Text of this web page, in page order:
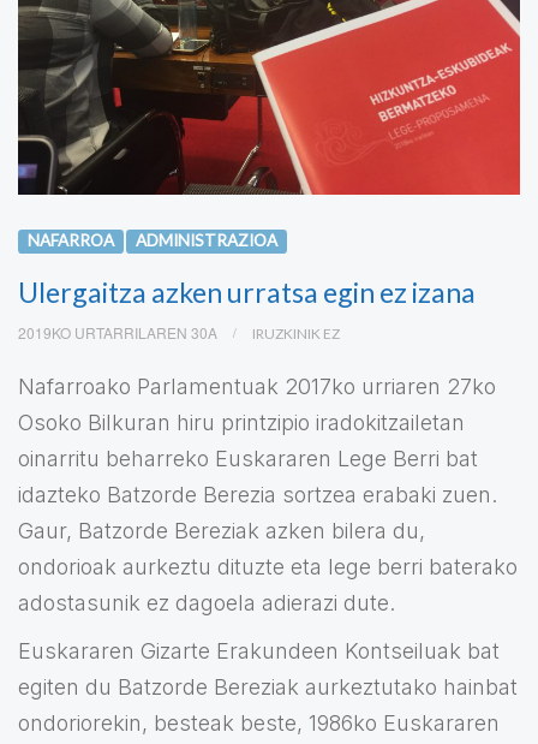
NAFARROA ADMINISTRAZIOA
Ulergaitza azken urratsa egin ez izana
2019KO URTARRILAREN 30A IRUZKINIK EZ
Nafarroako Parlamentuak 2017ko urriaren 27ko
Osoko Bilkuran hiru printzipio iradokitzailetan
oinarritu beharreko Euskararen Lege Berri bat
idazteko Batzorde Berezia sortzea erabaki zuen.
Gaur, Batzorde Bereziak azken bilera du,
ondorioak aurkeztu dituzte eta lege berri baterako
adostasunik ez dagoela adierazi dute.
Euskararen Gizarte Erakundeen Kontseiluak bat
egiten du Batzorde Bereziak aurkeztutako hainbat
ondoriorekin, besteak beste, 1986ko Euskararen